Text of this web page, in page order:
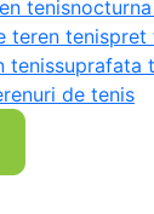
tenis
teren tenispret
tenissuprafata
de tenis